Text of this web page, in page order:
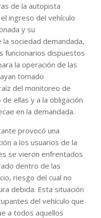
de la autopista
ingreso del vehículo
y su
sociedad demandada,
funcionarios dispuestos
la operación de las
tomado
del monitoreo de
ellas y a la obligación
en la demandada.
provocó una
a los usuarios de la
se vieron enfrentados
dentro de las
riesgo del cual no
debida. Esta situación
del vehículo que
a todos aquellos